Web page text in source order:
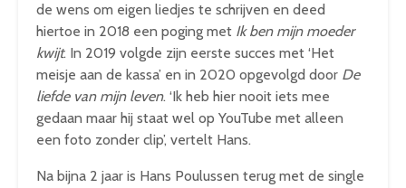
de wens om eigen liedjes te schrijven en deed
hiertoe in 2018 een poging met Ik ben mijn moeder
kwijt. In 2019 volgde zijn eerste succes met ‘Het
meisje aan de kassa’ en in 2020 opgevolgd door De
liefde van mijn leven. ‘Ik heb hier nooit iets mee
gedaan maar hij staat wel op YouTube met alleen
een foto zonder clip’, vertelt Hans.
Na bijna 2 jaar is Hans Poulussen terug met de single